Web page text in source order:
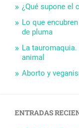
¿Qué supone el
Lo que
de pluma
La
animal
Aborto y
ENTRADAS